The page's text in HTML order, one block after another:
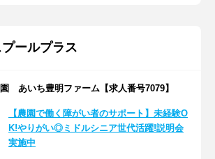
ールプラス
あいち豊明ファーム【求人番号7079】
【農園で働く障がい者のサポート】未経験O
K!やりがい◎ミドルシニア世代活躍!説明会
実施中